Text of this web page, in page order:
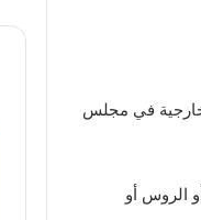
في مجلس
الروس أو